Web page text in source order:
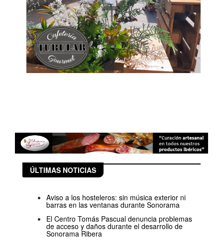
ÚLTIMAS NOTICIAS
Aviso a los hosteleros: sin música exterior ni
barras en las ventanas durante Sonorama
El Centro Tomás Pascual denuncia problemas
de acceso y daños durante el desarrollo de
Sonorama Ribera